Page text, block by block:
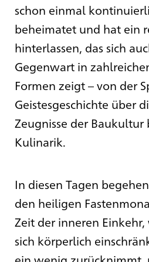
schon einmal
beheimatet und hat ein
hinterlassen, das sich
Gegenwart in
Formen zeigt – von der
Geistesgeschichte über
Zeugnisse der Baukultur
Kulinarik.
In diesen Tagen
den heiligen
Zeit der inneren
sich körperlich